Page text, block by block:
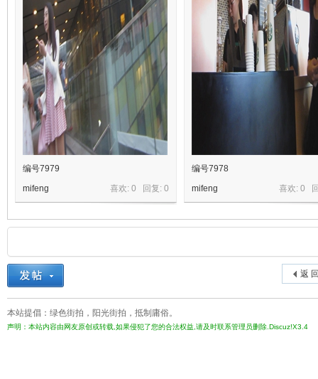
编号7979
喜欢: 0 回复: 0
mifeng
编号7978
喜欢: 0
mifeng
返
本站提倡：绿色街拍，阳光街拍，抵制庸俗。
声明：本站内容由网友原创或转载,如果侵犯了您的合法权益,请及时联系管理员删除.Discuz!X3.4